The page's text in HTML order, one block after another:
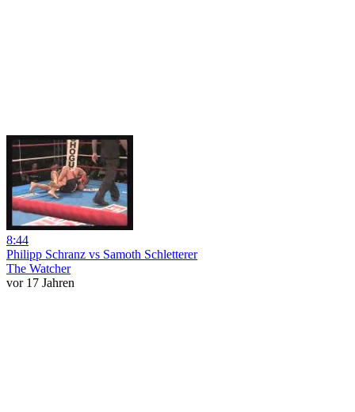
8:44
Philipp Schranz vs Samoth Schletterer
The Watcher
vor 17 Jahren